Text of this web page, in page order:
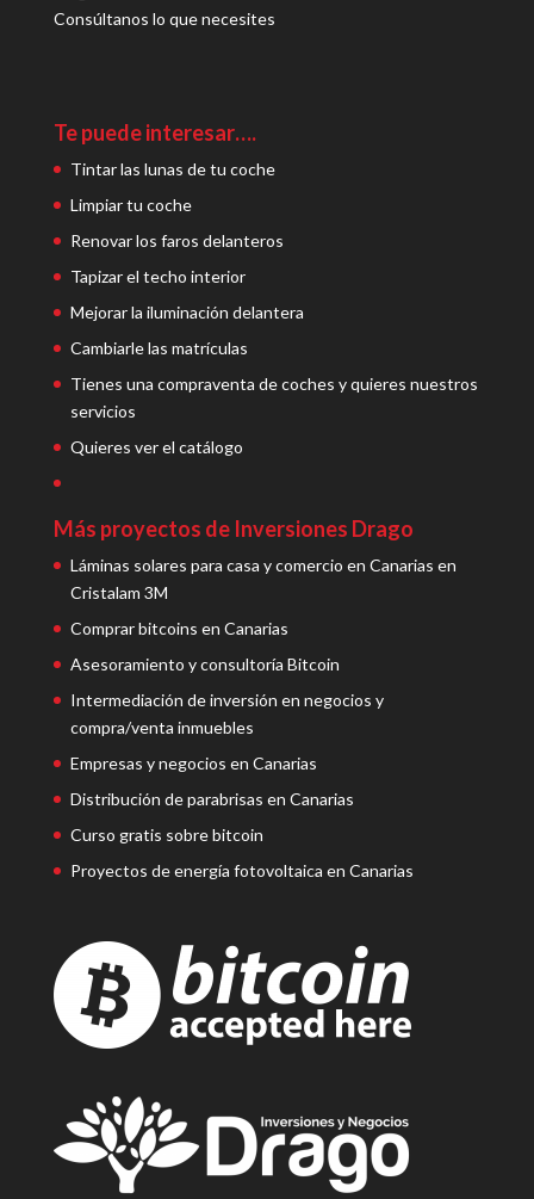
Consúltanos lo que necesites
Te puede interesar….
Tintar las lunas de tu coche
Limpiar tu coche
Renovar los faros delanteros
Tapizar el techo interior
Mejorar la iluminación delantera
Cambiarle las matrículas
Tienes una compraventa de coches y quieres nuestros
servicios
Quieres ver el catálogo
Más proyectos de Inversiones Drago
Láminas solares para casa y comercio en Canarias en
Cristalam 3M
Comprar bitcoins en Canarias
Asesoramiento y consultoría Bitcoin
Intermediación de inversión en negocios y
compra/venta inmuebles
Empresas y negocios en Canarias
Distribución de parabrisas en Canarias
Curso gratis sobre bitcoin
Proyectos de energía fotovoltaica en Canarias